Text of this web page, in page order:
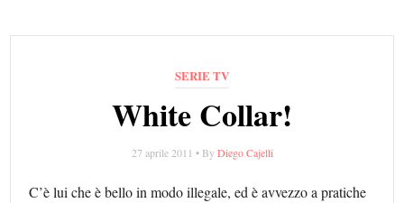
SERIE TV
White Collar!
27 aprile 2011 • By Diego Cajelli
C’è lui che è bello in modo illegale, ed è avvezzo a pratiche